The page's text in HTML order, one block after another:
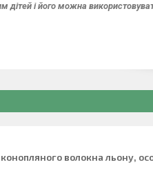
дітей і його можна
волокна льону,